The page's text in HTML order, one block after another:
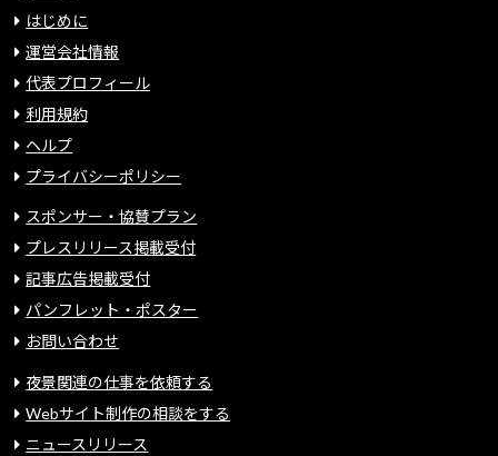
はじめに
運営会社情報
代表プロフィール
利用規約
ヘルプ
プライバシーポリシー
スポンサー・協賛プラン
プレスリリース掲載受付
記事広告掲載受付
パンフレット・ポスター
お問い合わせ
夜景関連の仕事を依頼する
Webサイト制作の相談をする
ニュースリリース